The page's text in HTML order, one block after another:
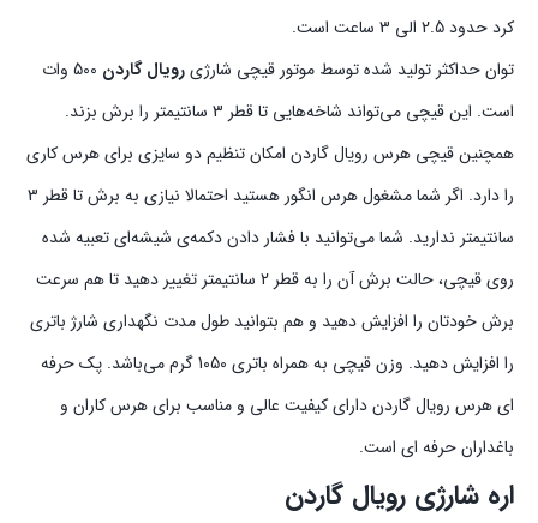
کرد حدود 2.5 الی 3 ساعت است.
توان حداکثر تولید شده توسط موتور قیچی شارژیرویال گاردن
500 وات
است. این قیچی می‌تواند شاخه‌هایی تا قطر 3 سانتیمتر را برش بزند.
همچنین قیچی هرس رویال گاردن امکان تنظیم دو سایزی برای هرس کاری
را دارد. اگر شما مشغول هرس انگور هستید احتمالا نیازی به برش تا قطر 3
سانتیمتر ندارید. شما می‌توانید با فشار دادن دکمه‌ی شیشه‌ای تعبیه شده
روی قیچی، حالت برش آن را به قطر 2 سانتیمتر تغییر دهید تا هم سرعت
برش خودتان را افزایش دهید و هم بتوانید طول مدت نگهداری شارژ باتری
را افزایش دهید. وزن قیچی به همراه باتری 1050 گرم می‌باشد. پک حرفه‌
ای هرس رویال گاردن دارای کیفیت عالی و مناسب برای هرس کاران و
باغداران حرفه ای است.
اره شارژی رویال گاردن